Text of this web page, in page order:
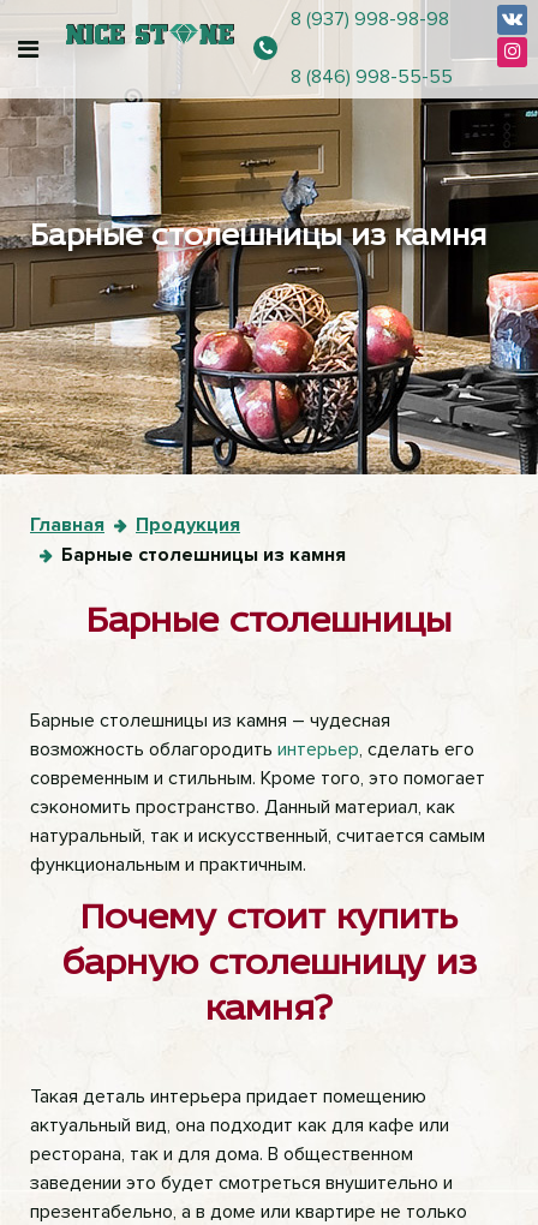
8 (937) 998-98-98
8 (846) 998-55-55
Барные столешницы из камня
Главная
Продукция
Барные столешницы из камня
Барные столешницы
Барные столешницы из камня – чудесная
возможность облагородить интерьер, сделать его
современным и стильным. Кроме того, это помогает
сэкономить пространство. Данный материал, как
натуральный, так и искусственный, считается самым
функциональным и практичным.
Почему стоит купить
барную столешницу из
камня?
Такая деталь интерьера придает помещению
актуальный вид, она подходит как для кафе или
ресторана, так и для дома. В общественном
заведении это будет смотреться внушительно и
презентабельно, а в доме или квартире не только